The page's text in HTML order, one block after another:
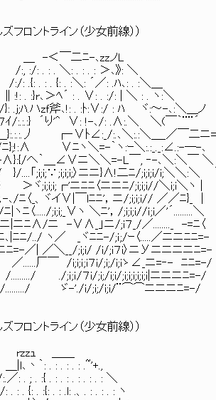
フロントライン（少女前線））
ﾆ-､zzノL
: . : . : ＞､》: ＼
:＼: ´／: .ﾊ､: . :＼＿
´ : . ∨: . :/: | ＼ : . ヽ:＼
､!: . :ﾄ:∨:/ : ﾊ ヾ:～-､:＼＿ノ
'^ ∨: !-､/: .∧:.＼ ＼(￣｀¨¨´
ﾄ∠:_/:.､＼:.:＼＿_／￣二ニ
ヽ＼=-｀ヽ:ｰ＼:.:_._:∠.:-─-､
＿∠∨ニ＼＼=-L￣, ‐-､＼:＼￣ ＼
〉ニニ}∧!二ﾆ/;i;i;i/i;＼＼:＼
ヾ;i;i;i;┌'ニﾆﾆ〈ニニﾆ/;i;i;i//＼i;i＼ヽ |
_、ヾイ∨|￣lﾆﾆ'，ニ/;i;i;i// ／／ﾆ}_ |
〈...../;i;i;_∨ヽ ＼ﾆ'，/;i;i;i//ｉ;i／'´.........＼
ﾆ∧/ニ -∨∧_」ニ/;i７_/／........_ -=ﾆ〈
/../ ヽ／ _ヾﾆﾆ-/;ｉ;/ｰ〈.....／ニニﾆﾆ=-
／| ／＼__/;i;i/ /i/;i７i〉ニУニニニニﾆ=-
￣ /i;i;ｉ;i７i/;i;/i;iゝ∠_ニ=‐- ﾆﾆ=-/
./;ｉ;ｉ/７i/;i;/i;i/;i;i;i;i;i;i|ニニニﾆ=-/
ゞ-'./i/;i;/i;i/¨⌒⌒ニニニﾆ=-/
フロントライン（少女前線））
＿
: . : . : .~'+.,
: . : . : . : . : ＼
: .l: .、. : . : . : ヽ